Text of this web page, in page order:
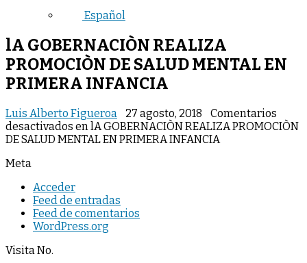
Español
lA GOBERNACIÒN REALIZA
PROMOCIÒN DE SALUD MENTAL EN
PRIMERA INFANCIA
Luis Alberto Figueroa 27 agosto, 2018
Comentarios
desactivados en lA GOBERNACIÒN REALIZA PROMOCIÒN
DE SALUD MENTAL EN PRIMERA INFANCIA
Meta
Acceder
Feed de entradas
Feed de comentarios
WordPress.org
Visita No.